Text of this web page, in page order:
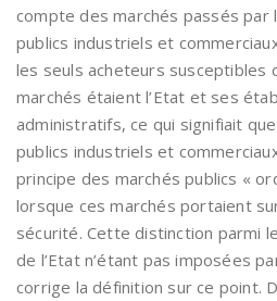
compte des marchés passés par
publics industriels et
les seuls acheteurs susceptibles
marchés étaient l’Etat et ses
administratifs, ce qui signifiait
publics industriels et
principe des marchés publics «
lorsque ces marchés portaient
sécurité. Cette distinction parmi
de l’Etat n’étant pas imposées
corrige la définition sur ce point.